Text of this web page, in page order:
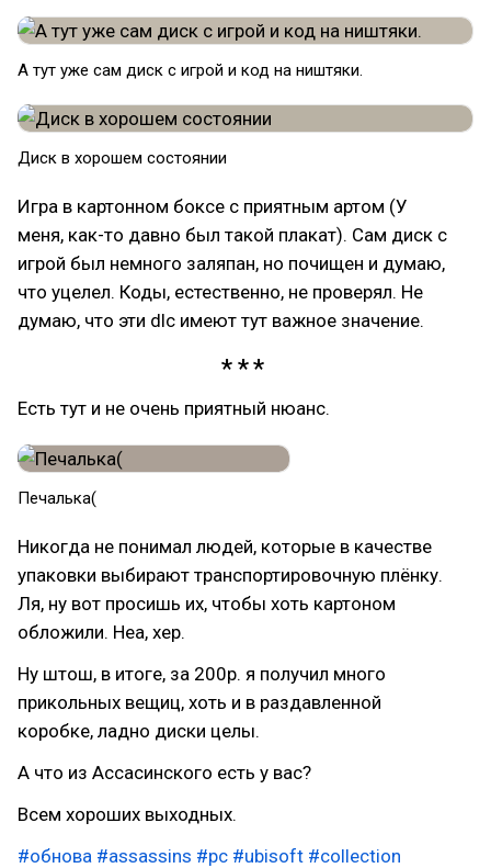
А тут уже сам диск с игрой и код на ништяки.
Диск в хорошем состоянии
Игра в картонном боксе с приятным артом (У
меня, как-то давно был такой плакат). Сам диск с
игрой был немного заляпан, но почищен и думаю,
что уцелел. Коды, естественно, не проверял. Не
думаю, что эти dlc имеют тут важное значение.
Есть тут и не очень приятный нюанс.
Печалька(
Никогда не понимал людей, которые в качестве
упаковки выбирают транспортировочную плёнку.
Ля, ну вот просишь их, чтобы хоть картоном
обложили. Неа, хер.
Ну штош, в итоге, за 200р. я получил много
прикольных вещиц, хоть и в раздавленной
коробке, ладно диски целы.
А что из Ассасинского есть у вас?
Всем хороших выходных.
#обнова #assassins #pc #ubisoft #collection